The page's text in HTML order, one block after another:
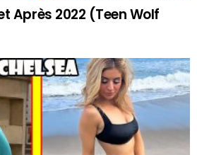
Après 2022 (Teen Wolf